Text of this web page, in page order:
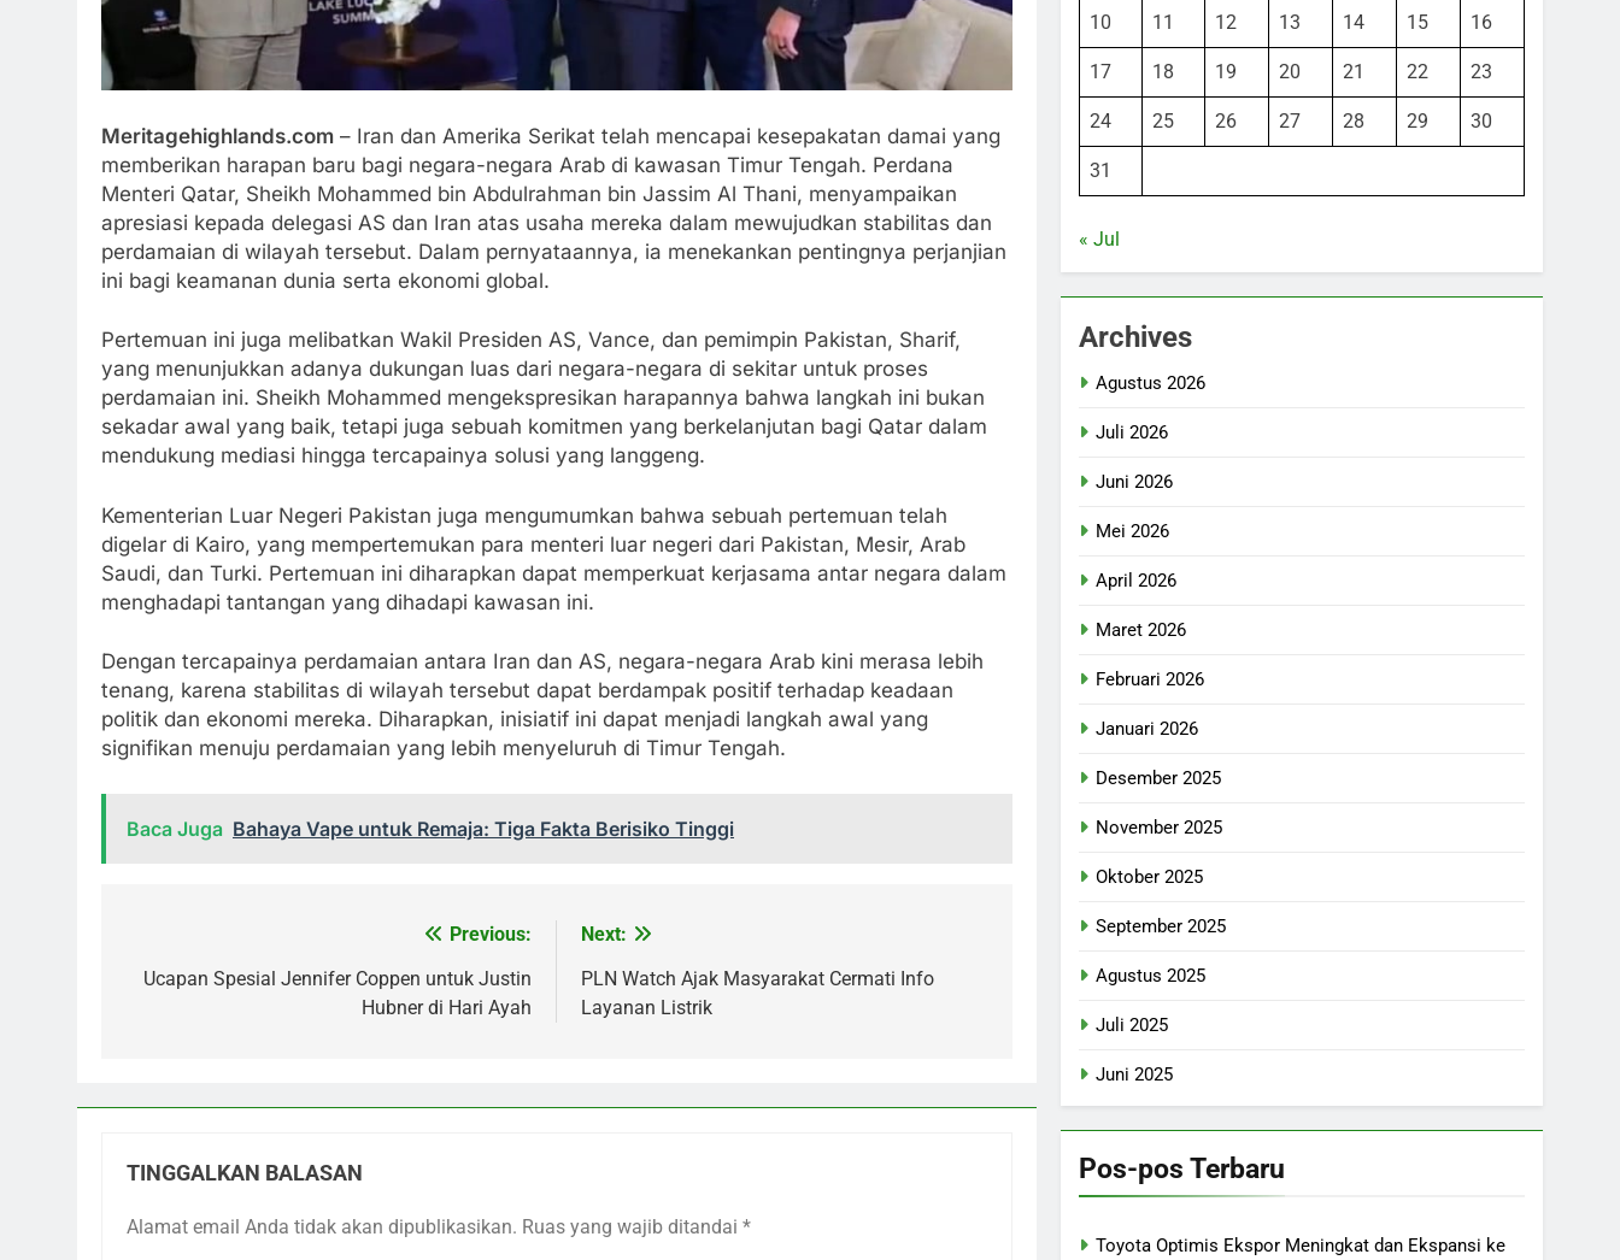
Meritagehighlands.com – Iran dan Amerika Serikat telah mencapai kesepakatan damai yang
memberikan harapan baru bagi negara-negara Arab di kawasan Timur Tengah. Perdana
Menteri Qatar, Sheikh Mohammed bin Abdulrahman bin Jassim Al Thani, menyampaikan
apresiasi kepada delegasi AS dan Iran atas usaha mereka dalam mewujudkan stabilitas dan
perdamaian di wilayah tersebut. Dalam pernyataannya, ia menekankan pentingnya perjanjian
ini bagi keamanan dunia serta ekonomi global.
Pertemuan ini juga melibatkan Wakil Presiden AS, Vance, dan pemimpin Pakistan, Sharif,
yang menunjukkan adanya dukungan luas dari negara-negara di sekitar untuk proses
perdamaian ini. Sheikh Mohammed mengekspresikan harapannya bahwa langkah ini bukan
sekadar awal yang baik, tetapi juga sebuah komitmen yang berkelanjutan bagi Qatar dalam
mendukung mediasi hingga tercapainya solusi yang langgeng.
Kementerian Luar Negeri Pakistan juga mengumumkan bahwa sebuah pertemuan telah
digelar di Kairo, yang mempertemukan para menteri luar negeri dari Pakistan, Mesir, Arab
Saudi, dan Turki. Pertemuan ini diharapkan dapat memperkuat kerjasama antar negara dalam
menghadapi tantangan yang dihadapi kawasan ini.
Dengan tercapainya perdamaian antara Iran dan AS, negara-negara Arab kini merasa lebih
tenang, karena stabilitas di wilayah tersebut dapat berdampak positif terhadap keadaan
politik dan ekonomi mereka. Diharapkan, inisiatif ini dapat menjadi langkah awal yang
signifikan menuju perdamaian yang lebih menyeluruh di Timur Tengah.
Baca Juga Bahaya Vape untuk Remaja: Tiga Fakta Berisiko Tinggi
pos
Previous:
Ucapan Spesial Jennifer Coppen untuk Justin
Hubner di Hari Ayah
Next:
PLN Watch Ajak Masyarakat Cermati Info
Layanan Listrik
TINGGALKAN BALASAN
Alamat email Anda tidak akan dipublikasikan. Ruas yang wajib ditandai *
10 11 12 13 14 15 16
17 18 19 20 21 22 23
24 25 26 27 28 29 30
31
« Jul
Archives
Agustus 2026
Juli 2026
Juni 2026
Mei 2026
April 2026
Maret 2026
Februari 2026
Januari 2026
Desember 2025
November 2025
Oktober 2025
September 2025
Agustus 2025
Juli 2025
Juni 2025
Pos-pos Terbaru
Toyota Optimis Ekspor Meningkat dan Ekspansi ke